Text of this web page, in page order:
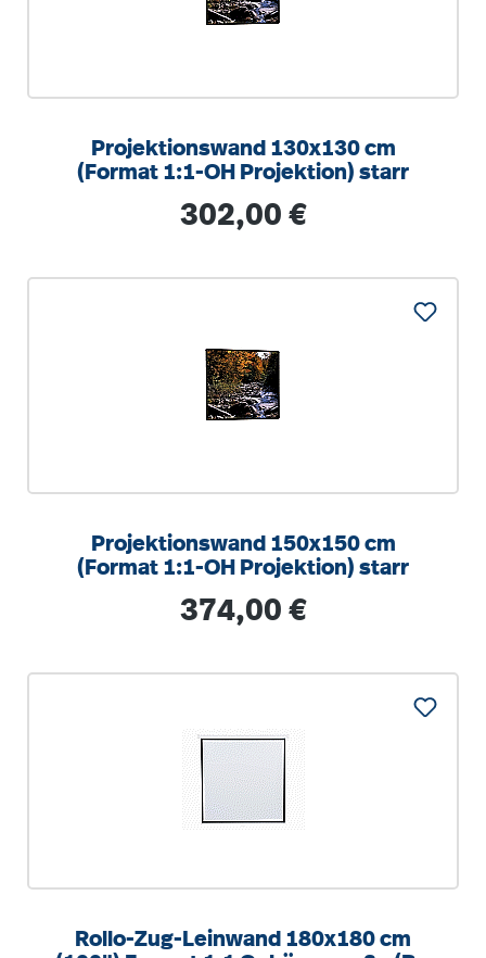
Projektionswand 130x130 cm
(Format 1:1-OH Projektion) starr
Regulärer Preis:
302,00 €
Projektionswand 150x150 cm
(Format 1:1-OH Projektion) starr
Regulärer Preis:
374,00 €
Rollo-Zug-Leinwand 180x180 cm